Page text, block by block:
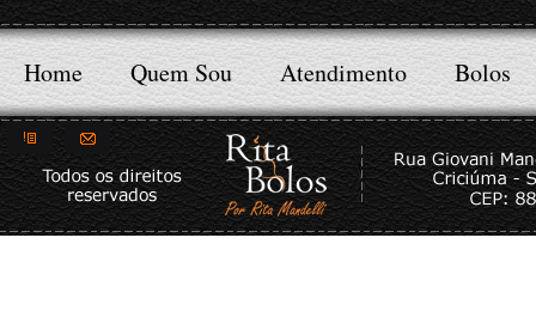
Home Quem Sou Atendimento Bolos